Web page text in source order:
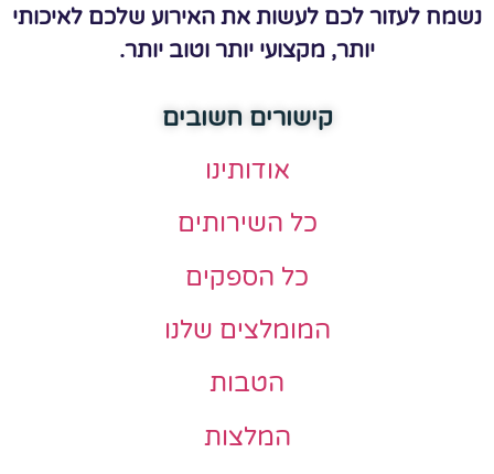
נשמח לעזור לכם לעשות את האירוע שלכם לאיכותי
יותר, מקצועי יותר וטוב יותר.
קישורים חשובים
אודותינו
כל השירותים
כל הספקים
המומלצים שלנו
הטבות
המלצות